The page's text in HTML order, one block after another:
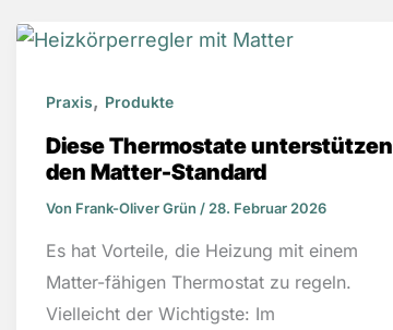
Praxis, Produkte
Diese Thermostate unterstützen
den Matter-Standard
Von Frank-Oliver Grün / 28. Februar 2026
Es hat Vorteile, die Heizung mit einem
Matter-fähigen Thermostat zu regeln.
Vielleicht der Wichtigste: Im